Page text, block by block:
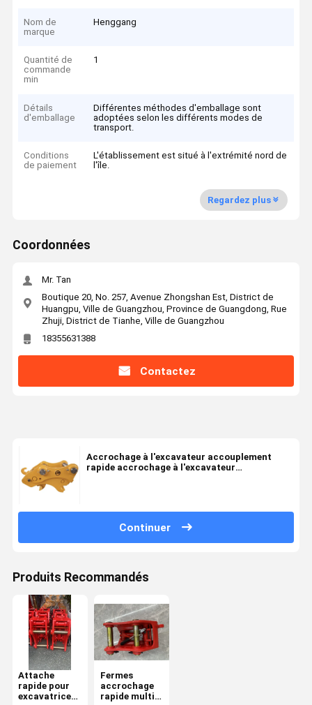
Nom de
marque
Henggang
Quantité de
commande
min
1
Détails
d'emballage
Différentes méthodes d'emballage sont
adoptées selon les différents modes de
transport.
Conditions
de paiement
L'établissement est situé à l'extrémité nord de
l'île.
Regardez plus
Coordonnées
Mr. Tan
Boutique 20, No. 257, Avenue Zhongshan Est, District de
Huangpu, Ville de Guangzhou, Province de Guangdong, Rue
Zhuji, District de Tianhe, Ville de Guangzhou
18355631388
Contactez
Accrochage à l'excavateur accouplement
rapide accrochage à l'excavateur
Continuer
Produits Recommandés
Attache
rapide pour
excavatrice
Fermes
accrochage
rapide multi